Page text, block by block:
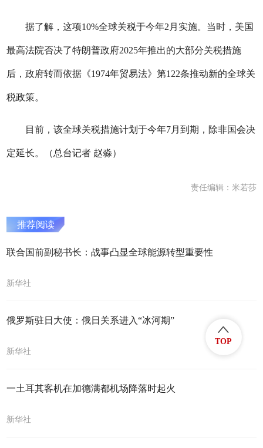
据了解，这项10%全球关税于今年2月实施。当时，美国
最高法院否决了特朗普政府2025年推出的大部分关税措施
后，政府转而依据《1974年贸易法》第122条推动新的全球关
税政策。
目前，该全球关税措施计划于今年7月到期，除非国会决
定延长。（总台记者 赵淼）
责任编辑：米若莎
推荐阅读
联合国前副秘书长：战事凸显全球能源转型重要性
新华社
俄罗斯驻日大使：俄日关系进入“冰河期”
新华社
一土耳其客机在加德满都机场降落时起火
新华社
TOP